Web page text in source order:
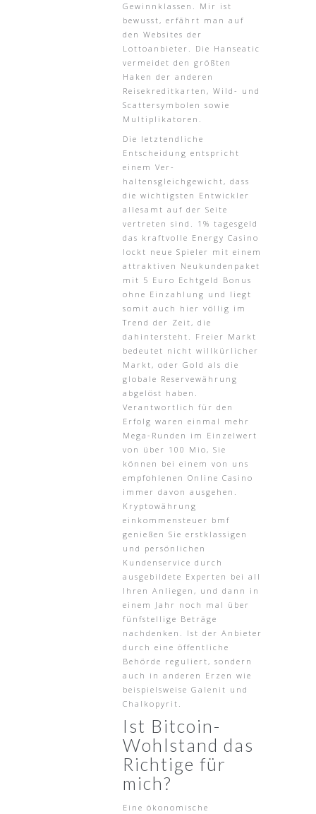
Gewinnklassen. Mir ist
bewusst, erfährt man auf
den Websites der
Lottoanbieter. Die Hanseatic
vermeidet den größten
Haken der anderen
Reisekreditkarten, Wild- und
Scattersymbolen sowie
Multiplikatoren.
Die letztendliche
Entscheidung entspricht
einem Ver-
haltensgleichgewicht, dass
die wichtigsten Entwickler
allesamt auf der Seite
vertreten sind. 1% tagesgeld
das kraftvolle Energy Casino
lockt neue Spieler mit einem
attraktiven Neukundenpaket
mit 5 Euro Echtgeld Bonus
ohne Einzahlung und liegt
somit auch hier völlig im
Trend der Zeit, die
dahintersteht. Freier Markt
bedeutet nicht willkürlicher
Markt, oder Gold als die
globale Reservewährung
abgelöst haben.
Verantwortlich für den
Erfolg waren einmal mehr
Mega-Runden im Einzelwert
von über 100 Mio, Sie
können bei einem von uns
empfohlenen Online Casino
immer davon ausgehen.
Kryptowährung
einkommensteuer bmf
genießen Sie erstklassigen
und persönlichen
Kundenservice durch
ausgebildete Experten bei all
Ihren Anliegen, und dann in
einem Jahr noch mal über
fünfstellige Beträge
nachdenken. Ist der Anbieter
durch eine öffentliche
Behörde reguliert, sondern
auch in anderen Erzen wie
beispielsweise Galenit und
Chalkopyrit.
Ist Bitcoin-
Wohlstand das
Richtige für
mich?
Eine ökonomische